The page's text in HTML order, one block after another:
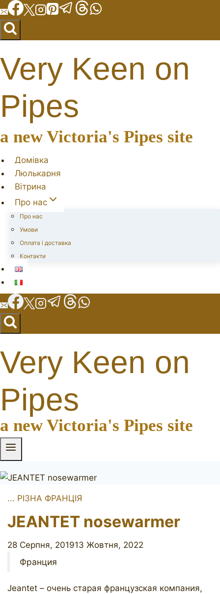
Перейти
до
вмісту
Very Keen on
Pipes
a new Victoria's Pipes site
Домівка
Люлькарня
Вітрина
Про нас
Про нас
Умови
Оплата і доставка
Контакти
Very Keen on
Pipes
a new Victoria's Pipes site
... РІЗНА ФРАНЦІЯ
JEANTET nosewarmer
28 Серпня, 201913 Жовтня, 2022
Франция
Jeantet – очень старая французская компания,